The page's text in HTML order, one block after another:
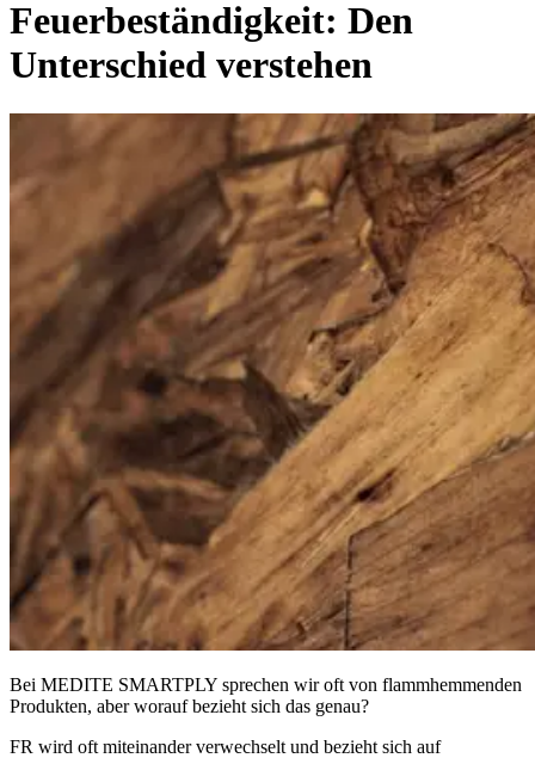
Feuerbeständigkeit: Den
Unterschied verstehen
Bei MEDITE SMARTPLY sprechen wir oft von flammhemmenden
Produkten, aber worauf bezieht sich das genau?
FR wird oft miteinander verwechselt und bezieht sich auf